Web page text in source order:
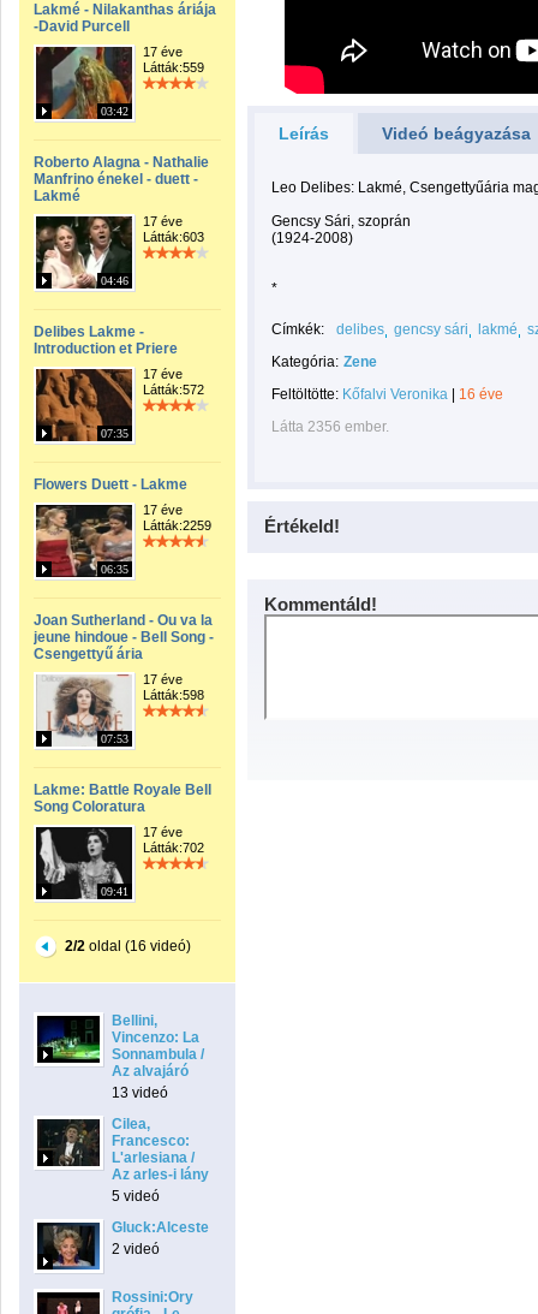
Lakmé - Nilakanthas áriája
-David Purcell
03:42
17 éve
Látták:559
Roberto Alagna - Nathalie
Manfrino énekel - duett -
Lakmé
04:46
17 éve
Látták:603
Delibes Lakme -
Introduction et Priere
07:35
17 éve
Látták:572
Flowers Duett - Lakme
06:35
17 éve
Látták:2259
Joan Sutherland - Ou va la
jeune hindoue - Bell Song -
Csengettyű ária
07:53
17 éve
Látták:598
Lakme: Battle Royale Bell
Song Coloratura
09:41
17 éve
Látták:702
2/2oldal (16 videó)
Bellini,
Vincenzo: La
Sonnambula /
Az alvajáró
13 videó
Cilea,
Francesco:
L'arlesiana /
Az arles-i lány
5 videó
Gluck:Alceste
2 videó
Rossini:Ory
Leírás Videó beágyazása
Leo Delibes: Lakmé, Csengettyűária
Gencsy Sári, szoprán
(1924-2008)
*
Címkék: delibes gencsy sári lakmé
Kategória: Zene
Feltöltötte: Kőfalvi Veronika
16 éve
Látta 2356 ember.
Értékeld!
Kommentáld!